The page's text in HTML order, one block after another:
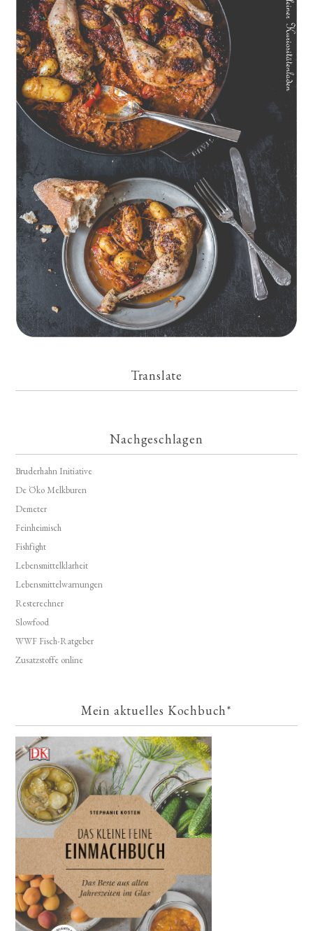
Geschmorte Hähnchenschenkel auf Paprikakraut und kleinen
Kartoffeln
Translate
Nachgeschlagen
Bruderhahn Initiative
De Öko Melkburen
Demeter
Feinheimisch
Fishfight
Lebensmittelklarheit
Lebensmittelwarnungen
Resterechner
Slowfood
WWF Fisch-Ratgeber
Zusatzstoffe online
Mein aktuelles Kochbuch*